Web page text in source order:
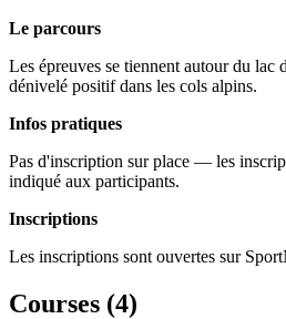
Le parcours
Les épreuves se tiennent autour du
dénivelé positif dans les cols alpins.
Infos pratiques
Pas d'inscription sur place — les
indiqué aux participants.
Inscriptions
Les inscriptions sont ouvertes sur
Courses (4)